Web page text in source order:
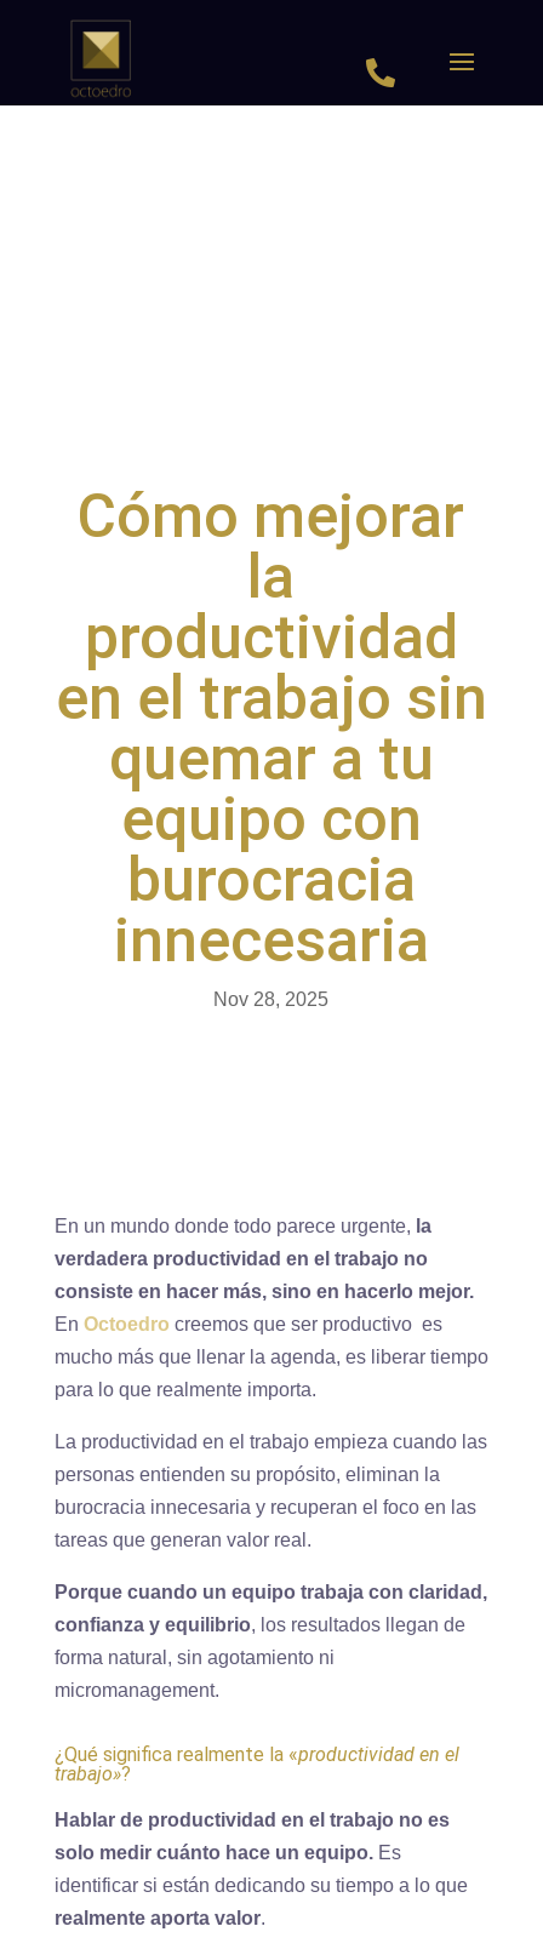

Cómo mejorar
la
productividad
en el trabajo sin
quemar a tu
equipo con
burocracia
innecesaria
Nov 28, 2025
En un mundo donde todo parece urgente, la
verdadera productividad en el trabajo no
consiste en hacer más, sino en hacerlo mejor.
En Octoedro creemos que ser productivo es
mucho más que llenar la agenda, es liberar tiempo
para lo que realmente importa.
La productividad en el trabajo empieza cuando las
personas entienden su propósito, eliminan la
burocracia innecesaria y recuperan el foco en las
tareas que generan valor real.
Porque cuando un equipo trabaja con claridad,
confianza y equilibrio, los resultados llegan de
forma natural, sin agotamiento ni
micromanagement.
¿Qué significa realmente la «productividad en el
trabajo»?
Hablar de productividad en el trabajo no es
solo medir cuánto hace un equipo.Es
identificar si están dedicando su tiempo a lo que
realmente aporta valor.